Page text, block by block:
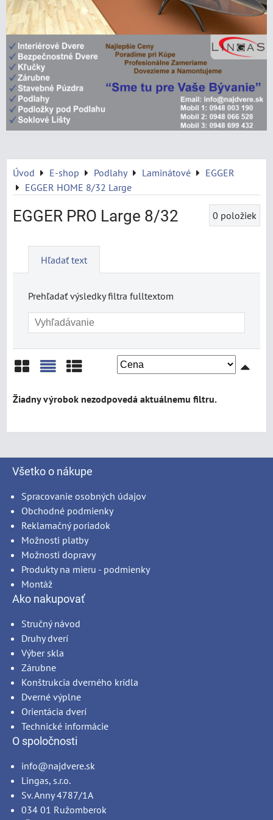
Úvod E-shop Podlahy Laminátové
EGGER
EGGER HOME 8/32 Large
EGGER PRO Large 8/32 0 položiek
Hľadať text
Prehľadať výsledky filtra fulltextom
Mriežka
Všetko o nákupe
Spracovanie osobných údajov
Obchodné podmienky
Reklamačný poriadok
Možnosti platby
Možnosti dopravy
Produkty na mieru - podmienky
Montáž
Ako nakupovať
Stručný návod
Druhy dverí
Výber skla
Zárubne
Konštrukcia dverného krídla
Dverné výplne
Orientácia dverí
Technické informácie
O spoločnosti
info@najdvere.sk
Lingas, s.r.o.
Sv. Anny 4787/1A
034 01 Ružomberok